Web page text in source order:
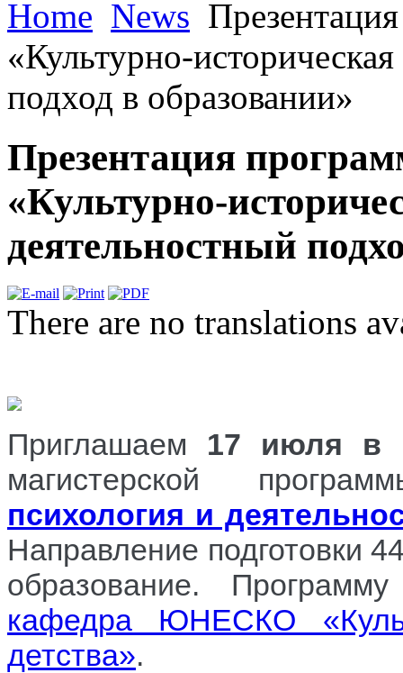
Home News
«Культурно-
подход в образовании»
Презентация
«Культурно-
деятельностный
There are no translations
Приглашаем 17 июля
магистерской
психология и
Направление подготовки
образование.
кафедра ЮНЕСКО
детства».